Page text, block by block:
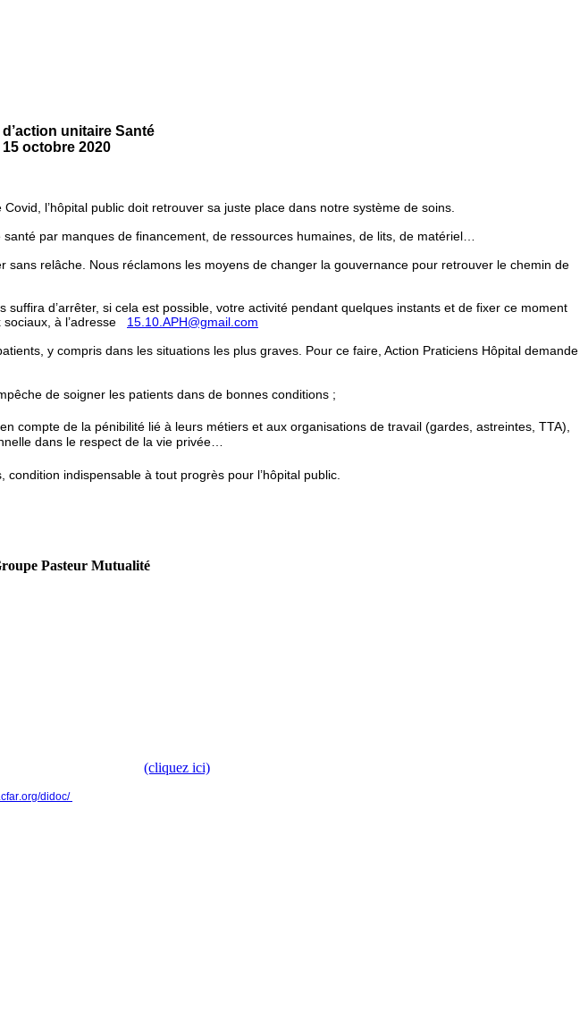
unitaire Santé
octobre 2020
l’hôpital public doit retrouver sa juste place dans notre système de soins.
par manques de financement, de ressources humaines, de lits, de matériel…
relâche. Nous réclamons les moyens de changer la gouvernance pour retrouver le chemin de
d’arrêter, si cela est possible, votre activité pendant quelques instants et de fixer ce moment
à l’adresse 15.10.APH@gmail.com
y compris dans les situations les plus graves. Pour ce faire, Action Praticiens Hôpital demande
de soigner les patients dans de bonnes conditions ;
compte de la pénibilité lié à leurs métiers et aux organisations de travail (gardes, astreintes, TTA),
dans le respect de la vie privée…
indispensable à tout progrès pour l’hôpital public.
Pasteur Mutualité
(cliquez ici)
didoc/